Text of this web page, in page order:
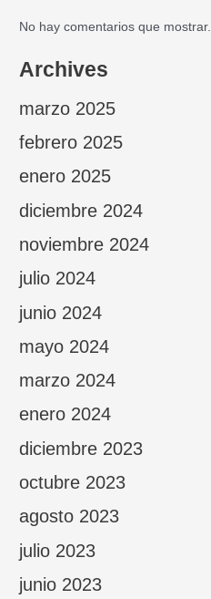
No hay comentarios que mostrar.
Archives
marzo 2025
febrero 2025
enero 2025
diciembre 2024
noviembre 2024
julio 2024
junio 2024
mayo 2024
marzo 2024
enero 2024
diciembre 2023
octubre 2023
agosto 2023
julio 2023
junio 2023